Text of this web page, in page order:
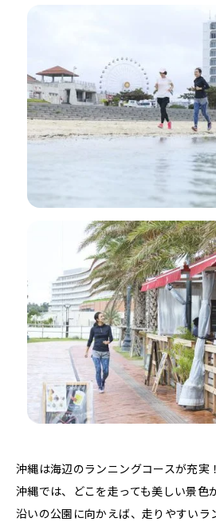
沖縄は海辺のランニングコースが充実！
沖縄では、どこを走っても美しい景色
沿いの公園に向かえば、走りやすいラ